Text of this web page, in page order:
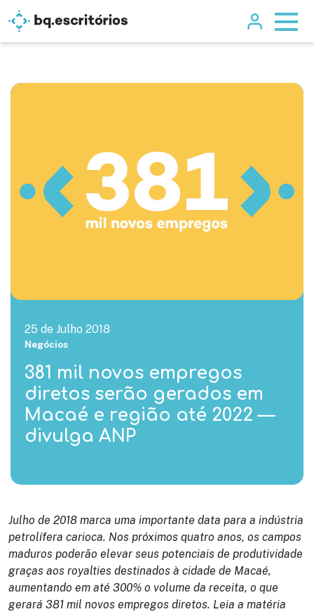
25 de Julho 2018
Negócios
381 mil novos empregos
diretos serão gerados em
Macaé e região até 2022 —
divulga ANP
Julho de 2018 marca uma importante data para a indústria
petrolífera carioca. Nos próximos quatro anos, os campos
maduros poderão elevar seus potenciais de produtividade
graças aos royalties destinados à cidade de Macaé,
aumentando em até 300% o volume da receita, o que
gerará 381 mil novos empregos diretos. Leia a matéria